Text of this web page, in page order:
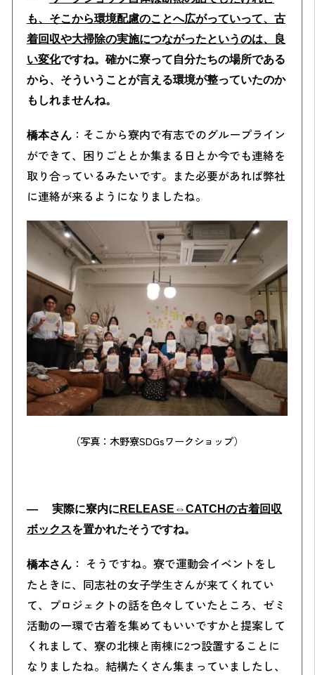
も、そこから環境配慮のことへ広がっていって、古
着回収や大掃除の実施につながったというのは、良
い変化ですね。確かに寮って自分たちの場所である
から、そういうことが言える環境が整っていたのか
もしれませんね。
橋本さん：そこから寮内で有志でのグループライン
ができて、困りごととか集まる日とか今でも連絡を
取り合っているみたいです。また必要があれば弊社
に連絡が来るようになりましたね。
（写真：木野寮SDGsワークショップ）
― 実際に寮内に RELEASE⇔CATCHの古着回収
ボックスを置かれたそうですね。
橋本さん： そうですね。寮で運動会イベントをし
たときに、同志社の女子学生さんが来てくれてい
て、プロジェクトの話を色々していたところ、ゼミ
活動の一環で古着を集めてもいいですかと提案して
くれまして、寮の北棟と南棟に2つ設置することに
なりましたね。 結構たくさん集まっていましたし、